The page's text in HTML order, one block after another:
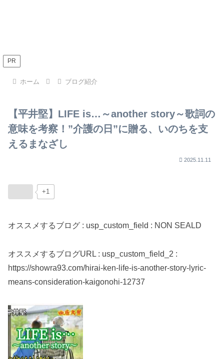
PR
ホーム ブログ紹介
【平井堅】LIFE is…～another story～歌詞の
意味を考察！”介護の日”に贈る、いのちを支
えるまなざし
2025.11.11
+1
オススメするブログ : usp_custom_field : NON SEALD
オススメするブログURL : usp_custom_field_2 :
https://showra93.com/hirai-ken-life-is-another-story-lyric-
means-consideration-kaigonohi-12737